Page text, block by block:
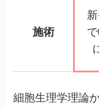
施術
細胞生理学理論